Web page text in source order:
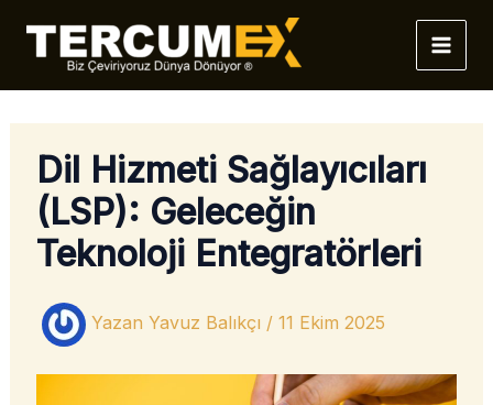
atla
Dil Hizmeti Sağlayıcıları
(LSP): Geleceğin
Teknoloji Entegratörleri
Yazan Yavuz Balıkçı / 11 Ekim 2025